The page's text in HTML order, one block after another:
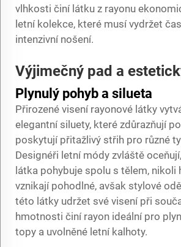
vlhkosti činí látku z rayonu
letní kolekce, které musí vydržet
intenzivní nošení.
Výjimečný pad a
Plynulý pohyb a silueta
Přirozené visení rayonové látky
elegantní siluety, které zdůrazňují
poskytují přitažlivý střih pro různé
Designéři letní módy zvláště
látka pohybuje spolu s tělem, nikoli
vznikají pohodlné, avšak stylové
této látky udržet své visení při
hmotnosti činí rayon ideální pro
topy a uvolněné letní kalhoty.